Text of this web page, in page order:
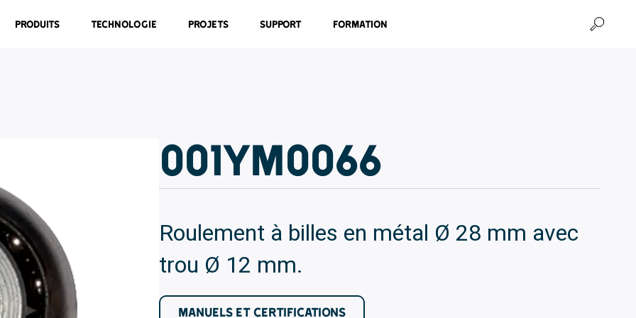
Produits Technologie Projets Support Formation
001YM0066
Roulement à billes en métal Ø 28 mm avec
trou Ø 12 mm.
MANUELS ET CERTIFICATIONS